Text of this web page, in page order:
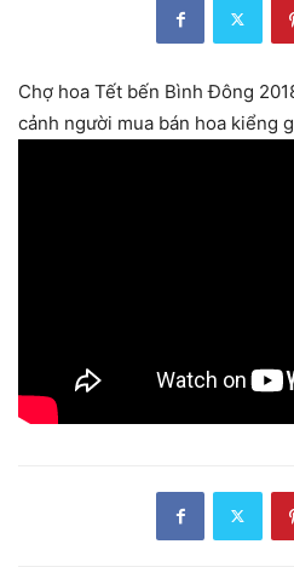
Chợ hoa Tết bến Bình Đông
cảnh người mua bán hoa kiểng